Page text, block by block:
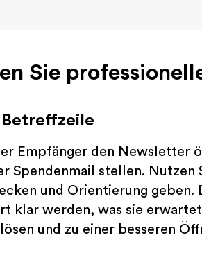
Sie
Betreffzeile
Empfänger den Newsletter
Spendenmail stellen.
und Orientierung geben.
klar werden, was sie
und zu einer besseren